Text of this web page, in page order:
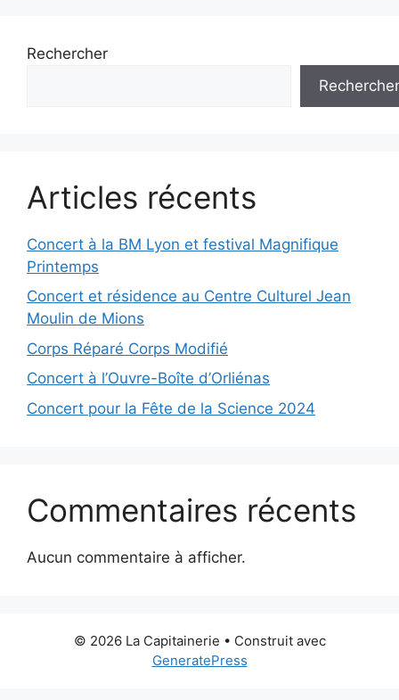
Rechercher
Rechercher
Articles récents
Concert à la BM Lyon et festival Magnifique
Printemps
Concert et résidence au Centre Culturel Jean
Moulin de Mions
Corps Réparé Corps Modifié
Concert à l’Ouvre-Boîte d’Orliénas
Concert pour la Fête de la Science 2024
Commentaires récents
Aucun commentaire à afficher.
© 2026 La Capitainerie • Construit avec
GeneratePress